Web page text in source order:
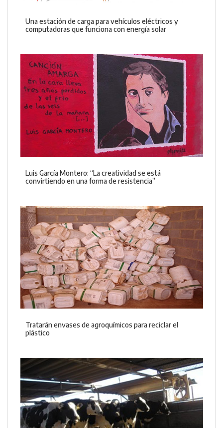
Una estación de carga para vehículos eléctricos y
computadoras que funciona con energía solar
Luis García Montero: “La creatividad se está
convirtiendo en una forma de resistencia”
Tratarán envases de agroquímicos para reciclar el
plástico